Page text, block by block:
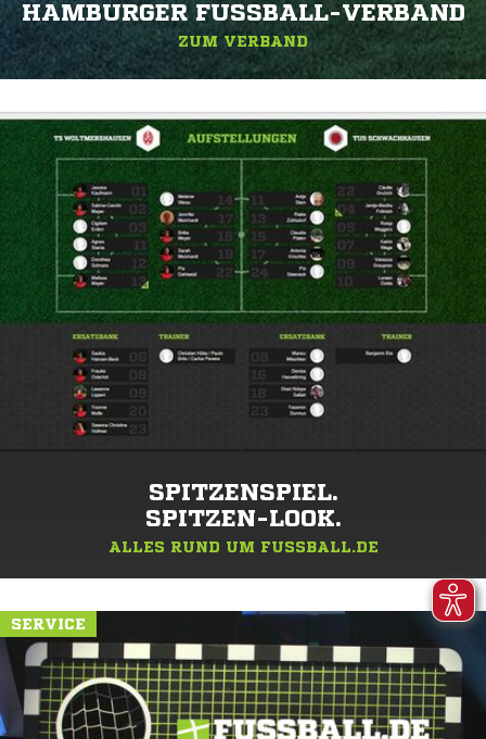
HAMBURGER FUSSBALL-VERBAND
ZUM VERBAND
SPITZENSPIEL.
SPITZEN-LOOK.
ALLES RUND UM FUSSBALL.DE
SERVICE